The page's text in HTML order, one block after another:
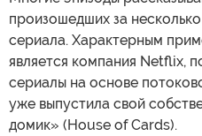
произошедших за
сериала. Характерным
является компания Netflix,
сериалы на основе
уже выпустила свой
домик» (House of Cards).